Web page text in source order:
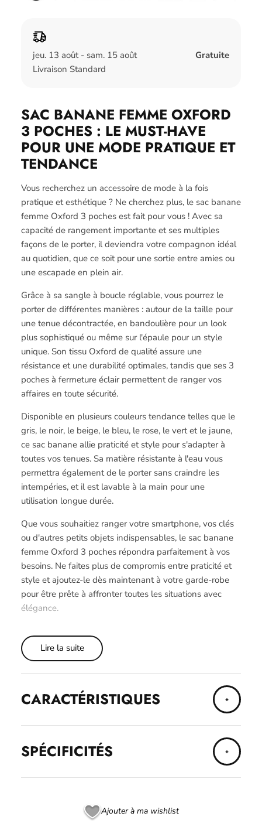
jeu. 13 août - sam. 15 août
Gratuite
Livraison Standard
SAC BANANE FEMME OXFORD
3 POCHES : LE MUST-HAVE
POUR UNE MODE PRATIQUE ET
TENDANCE
Vous recherchez un accessoire de mode à la fois
pratique et esthétique ? Ne cherchez plus, le sac banane
femme Oxford 3 poches est fait pour vous ! Avec sa
capacité de rangement importante et ses multiples
façons de le porter, il deviendra votre compagnon idéal
au quotidien, que ce soit pour une sortie entre amies ou
une escapade en plein air.
Grâce à sa sangle à boucle réglable, vous pourrez le
porter de différentes manières : autour de la taille pour
une tenue décontractée, en bandoulière pour un look
plus sophistiqué ou même sur l'épaule pour un style
unique. Son tissu Oxford de qualité assure une
résistance et une durabilité optimales, tandis que ses 3
poches à fermeture éclair permettent de ranger vos
affaires en toute sécurité.
Disponible en plusieurs couleurs tendance telles que le
gris, le noir, le beige, le bleu, le rose, le vert et le jaune,
ce sac banane allie praticité et style pour s'adapter à
toutes vos tenues. Sa matière résistante à l'eau vous
permettra également de le porter sans craindre les
intempéries, et il est lavable à la main pour une
utilisation longue durée.
Que vous souhaitiez ranger votre smartphone, vos clés
ou d'autres petits objets indispensables, le sac banane
femme Oxford 3 poches répondra parfaitement à vos
besoins. Ne faites plus de compromis entre praticité et
style et ajoutez-le dès maintenant à votre garde-robe
pour être prête à affronter toutes les situations avec
élégance.
Lire la suite
CARACTÉRISTIQUES
SPÉCIFICITÉS
Ajouter à ma wishlist